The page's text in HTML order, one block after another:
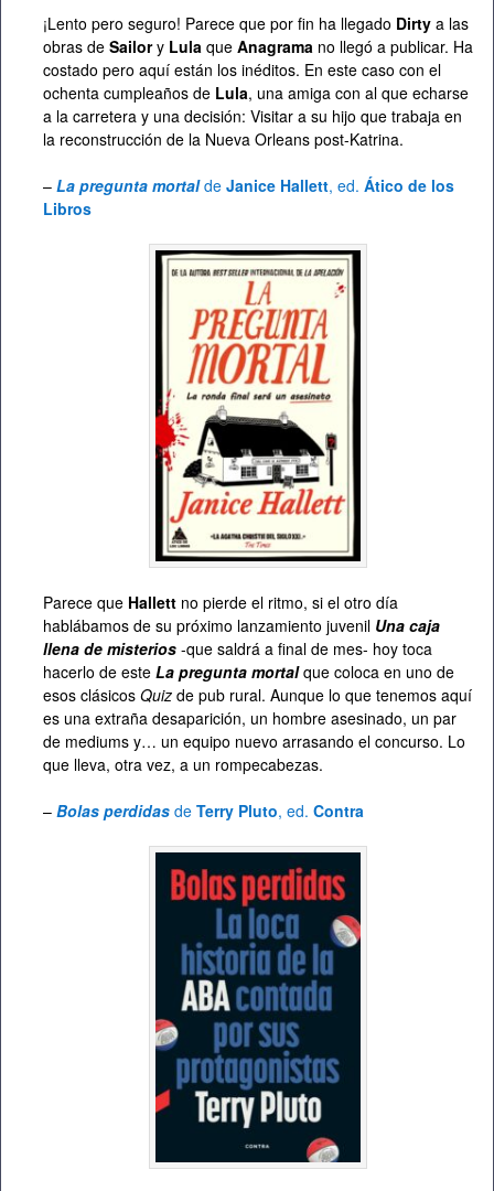
¡Lento pero seguro! Parece que por fin ha llegado Dirty a las
obras de Sailory Lula que Anagrama no llegó a publicar. Ha
costado pero aquí están los inéditos. En este caso con el
ochenta cumpleaños de Lula, una amiga con al que echarse
a la carretera y una decisión: Visitar a su hijo que trabaja en
la reconstrucción de la Nueva Orleans post-Katrina.
– La pregunta mortalde Janice Hallett, ed. Ático de los
Libros
Parece que Hallett no pierde el ritmo, si el otro día
hablábamos de su próximo lanzamiento juvenil Una caja
llena de misterios -que saldrá a final de mes- hoy toca
hacerlo de este La pregunta mortal que coloca en uno de
esos clásicos Quiz de pub rural. Aunque lo que tenemos aquí
es una extraña desaparición, un hombre asesinado, un par
de mediums y… un equipo nuevo arrasando el concurso. Lo
que lleva, otra vez, a un rompecabezas.
– Bolas perdidas de Terry Pluto, ed. Contra